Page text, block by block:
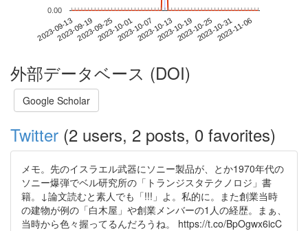
2023-09-132023-09-192023-09-252023-10-012023-10-072023-10-132023-10-192023-10-252023-10-312023-11-06
0.00
外部データベース (DOI)
Google Scholar
Twitter (2 users, 2 posts, 0 favorites)
メモ。先のイスラエル武器にソニー製品が、とか1970年代の
ソニー爆弾でベル研究所の「トランジスタテクノロジ」書
籍。↓論文読むと素人でも「!!!」よ。私的に。また創業当時
の建物が例の「白木屋」や創業メンバーの1人の経歴。まぁ、
当時から色々握ってるんだろうね。 https://t.co/BpOgwx6icC